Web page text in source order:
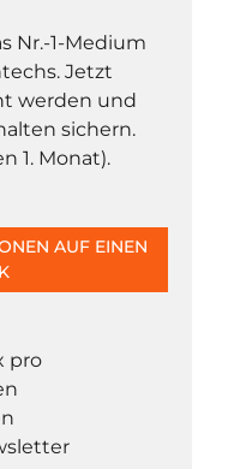
Nr.-1-Medium
Jetzt
werden und
sichern.
1. Monat).
AUF EINEN
pro